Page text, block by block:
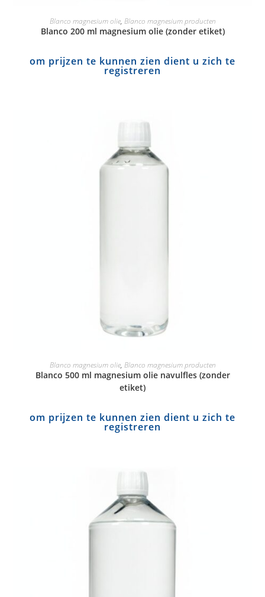
Blanco magnesium olie, Blanco magnesium producten
Blanco 200 ml magnesium olie (zonder etiket)
om prijzen te kunnen zien dient u zich te
registreren
Blanco magnesium olie, Blanco magnesium producten
Blanco 500 ml magnesium olie navulfles (zonder
etiket)
om prijzen te kunnen zien dient u zich te
registreren